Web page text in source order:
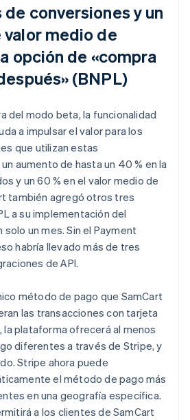
de conversiones y un
valor medio de
opción de «compra
(BNPL)
del modo beta, la funcionalidad
a impulsar el valor para los
que utilizan estas
aumento de hasta un 40 % en la
y un 60 % en el valor medio de
también agregó otros tres
a su implementación del
un mes. Sin el Payment
habría llevado más de tres
de API.
método de pago que SamCart
las transacciones con tarjeta
la plataforma ofrecerá al menos
diferentes a través de Stripe, y
Stripe ahora puede
el método de pago más
en una geografía específica.
a los clientes de SamCart